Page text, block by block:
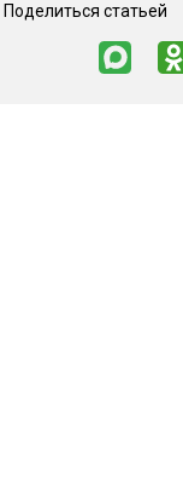
Поделиться статьей